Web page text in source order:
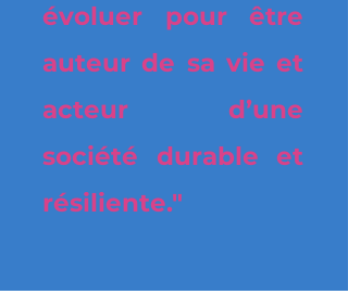
évoluer pour être
auteur de sa vie et
acteur d’une
société durable et
résiliente."